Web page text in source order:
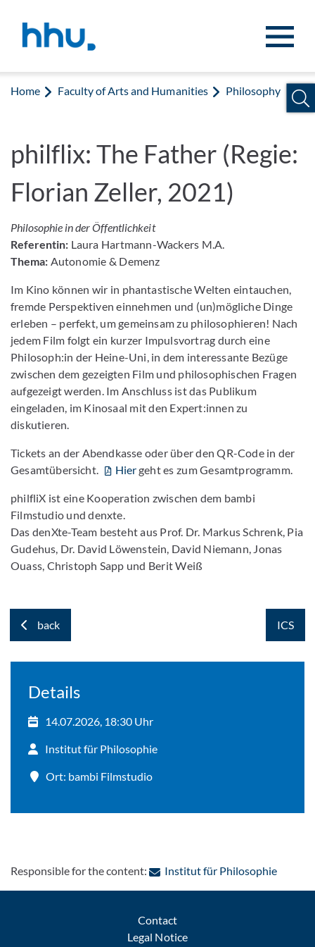
Home Faculty of Arts and Humanities Philosophy
philflix: The Father (Regie:
Florian Zeller, 2021)
Philosophie in der Öffentlichkeit
Referentin: Laura Hartmann-Wackers M.A.
Thema: Autonomie & Demenz
Im Kino können wir in phantastische Welten eintauchen,
fremde Perspektiven einnehmen und (un)mögliche Dinge
erleben – perfekt, um gemeinsam zu philosophieren! Nach
jedem Film folgt ein kurzer Impulsvortrag durch eine
Philosoph:in der Heine-Uni, in dem interessante Bezüge
zwischen dem gezeigten Film und philosophischen Fragen
aufgezeigt werden. Im Anschluss ist das Publikum
eingeladen, im Kinosaal mit den Expert:innen zu
diskutieren.
Tickets an der Abendkasse oder über den QR-Code in der
Gesamtübersicht.
Hiergeht es zum Gesamtprogramm.
philfliX ist eine Kooperation zwischen dem bambi
Filmstudio und denxte.
Das denXte-Team besteht aus Prof. Dr. Markus Schrenk, Pia
Gudehus, Dr. David Löwenstein, David Niemann, Jonas
Ouass, Christoph Sapp und Berit Weiß
back ICS
Details
14.07.2026, 18:30 Uhr
Institut für Philosophie
Ort: bambi Filmstudio
Responsible for the content: Institut für Philosophie:
Contact
Legal Notice